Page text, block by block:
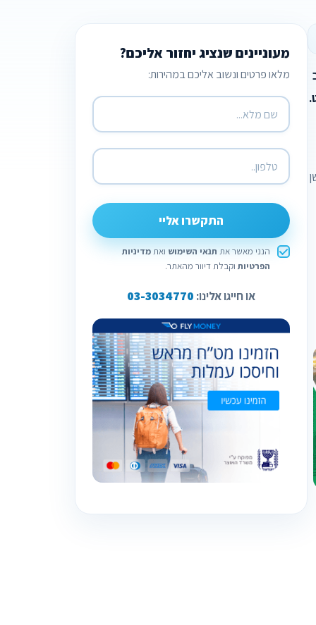
מעוניינים שנציג יחזור אליכם?
מלאו פרטים ונשוב אליכם במהירות:
התקשרו אליי
הנני מאשר את תנאי השימוש ואתמדיניות
הפרטיות וקבלת דיוור מהאתר.
או חייגו אלינו: 03-3034770